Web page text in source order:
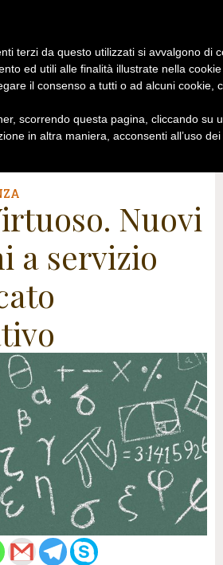
Nuovi
a servizio
terzi da questo utilizzati si avvalgono di
ed utili alle finalità illustrate nella
il consenso a tutti o ad alcuni cookie,
scorrendo questa pagina, cliccando su
in altra maniera, acconsenti all’uso